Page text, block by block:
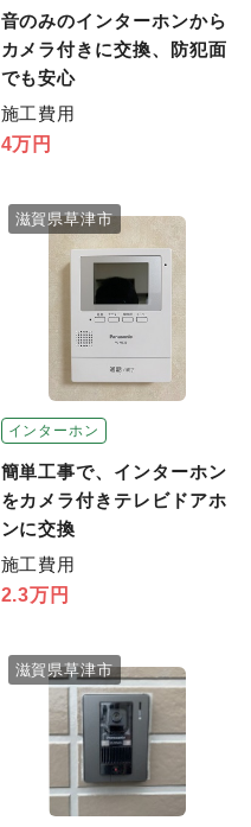
音のみのインターホンから
カメラ付きに交換、防犯面
でも安心
施工費用
4万円
インターホン
滋賀県草津市
簡単工事で、インターホン
をカメラ付きテレビドアホ
ンに交換
施工費用
2.3万円
滋賀県草津市